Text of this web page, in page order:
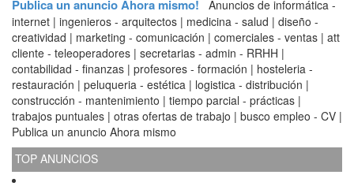
Publica un anuncio Ahora mismo! Anuncios de informática -
internet | ingenieros - arquitectos | medicina - salud | diseño -
creatividad | marketing - comunicación | comerciales - ventas | att
cliente - teleoperadores | secretarias - admin - RRHH |
contabilidad - finanzas | profesores - formación | hosteleria -
restauración | peluqueria - estética | logistica - distribución |
construcción - mantenimiento | tiempo parcial - prácticas |
trabajos puntuales | otras ofertas de trabajo | busco empleo - CV |
Publica un anuncio Ahora mismo
TOP ANUNCIOS